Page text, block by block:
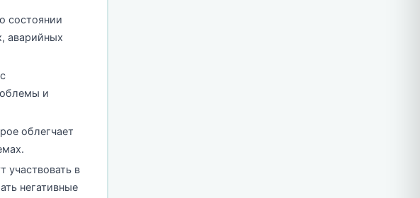
состоянии
аварийных
и
облегчает
участвовать в
негативные